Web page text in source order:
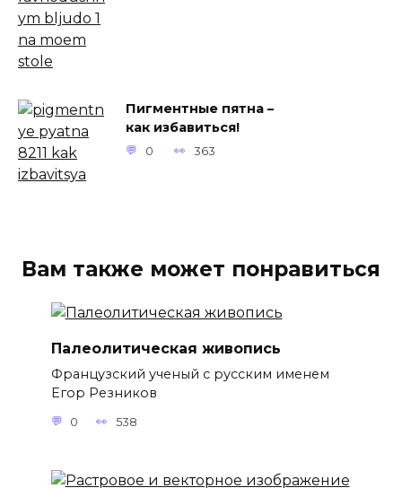
Пигментные пятна –
как избавиться!
0 363
Вам также может понравиться
Палеолитическая живопись
Французский ученый с русским именем
Егор Резников
0 538